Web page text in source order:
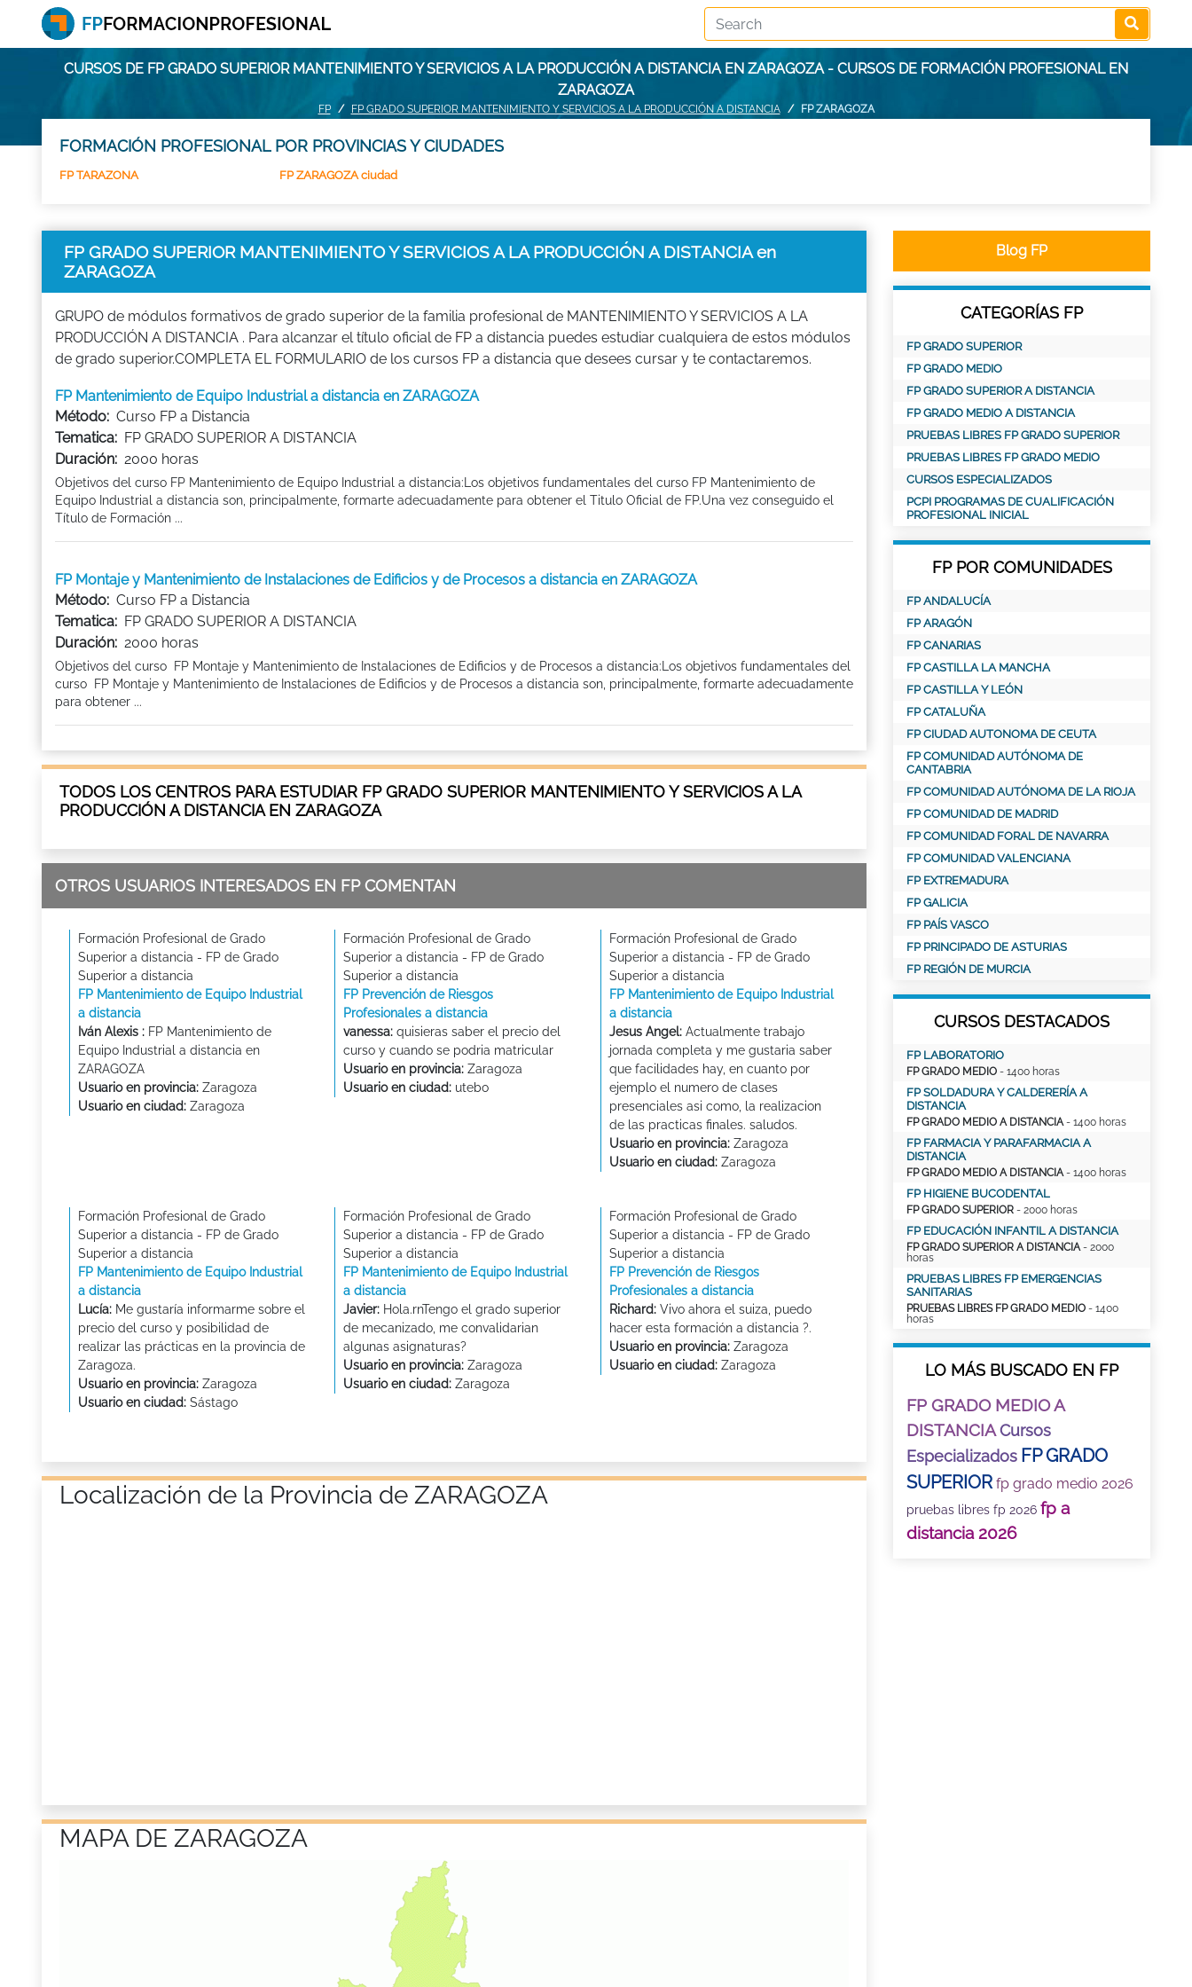
CURSOS DE FP GRADO SUPERIOR MANTENIMIENTO Y SERVICIOS A LA PRODUCCIÓN A DISTANCIA EN ZARAGOZA - CURSOS DE FORMACIÓN PROFESIONAL EN
ZARAGOZA
FP FP GRADO SUPERIOR MANTENIMIENTO Y SERVICIOS A LA PRODUCCIÓN A DISTANCIA FP ZARAGOZA
FORMACIÓN PROFESIONAL POR PROVINCIAS Y CIUDADES
FP TARAZONA FP ZARAGOZA ciudad
FP GRADO SUPERIOR MANTENIMIENTO Y SERVICIOS A LA PRODUCCIÓN A DISTANCIA en
ZARAGOZA
GRUPO de módulos formativos de grado superior de la familia profesional de MANTENIMIENTO Y SERVICIOS A LA
PRODUCCIÓN A DISTANCIA . Para alcanzar el título oficial de FP a distancia puedes estudiar cualquiera de estos módulos
de grado superior.COMPLETA EL FORMULARIO de los cursos FP a distancia que desees cursar y te contactaremos.
FP Mantenimiento de Equipo Industrial a distancia en ZARAGOZA
Método: Curso FP a Distancia
Tematica: FP GRADO SUPERIOR A DISTANCIA
Duración: 2000 horas
Objetivos del curso FP Mantenimiento de Equipo Industrial a distancia:Los objetivos fundamentales del curso FP Mantenimiento de
Equipo Industrial a distancia son, principalmente, formarte adecuadamente para obtener el Titulo Oficial de FP.Una vez conseguido el
Título de Formación ...
FP Montaje y Mantenimiento de Instalaciones de Edificios y de Procesos a distancia en ZARAGOZA
Método: Curso FP a Distancia
Tematica: FP GRADO SUPERIOR A DISTANCIA
Duración: 2000 horas
Objetivos del curso FP Montaje y Mantenimiento de Instalaciones de Edificios y de Procesos a distancia:Los objetivos fundamentales del
curso FP Montaje y Mantenimiento de Instalaciones de Edificios y de Procesos a distancia son, principalmente, formarte adecuadamente
para obtener ...
TODOS LOS CENTROS PARA ESTUDIAR FP GRADO SUPERIOR MANTENIMIENTO Y SERVICIOS A LA
PRODUCCIÓN A DISTANCIA EN ZARAGOZA
OTROS USUARIOS INTERESADOS EN FP COMENTAN
Formación Profesional de Grado
Superior a distancia - FP de Grado
Superior a distancia
FP Mantenimiento de Equipo Industrial
a distancia
Iván Alexis : FP Mantenimiento de
Equipo Industrial a distancia en
ZARAGOZA
Usuario en provincia: Zaragoza
Usuario en ciudad: Zaragoza
Formación Profesional de Grado
Superior a distancia - FP de Grado
Superior a distancia
FP Prevención de Riesgos
Profesionales a distancia
vanessa: quisieras saber el precio del
curso y cuando se podria matricular
Usuario en provincia: Zaragoza
Usuario en ciudad: utebo
Formación Profesional de Grado
Superior a distancia - FP de Grado
Superior a distancia
FP Mantenimiento de Equipo Industrial
a distancia
Jesus Angel:Actualmente trabajo
jornada completa y me gustaria saber
que facilidades hay, en cuanto por
ejemplo el numero de clases
presenciales asi como, la realizacion
de las practicas finales. saludos.
Usuario en provincia:Zaragoza
Usuario en ciudad:Zaragoza
Formación Profesional de Grado
Superior a distancia - FP de Grado
Superior a distancia
FP Mantenimiento de Equipo Industrial
a distancia
Lucía: Me gustaría informarme sobre el
precio del curso y posibilidad de
realizar las prácticas en la provincia de
Zaragoza.
Usuario en provincia: Zaragoza
Usuario en ciudad: Sástago
Formación Profesional de Grado
Superior a distancia - FP de Grado
Superior a distancia
FP Mantenimiento de Equipo Industrial
a distancia
Javier: Hola.rnTengo el grado superior
de mecanizado, me convalidarian
algunas asignaturas?
Usuario en provincia: Zaragoza
Usuario en ciudad: Zaragoza
Formación Profesional de Grado
Superior a distancia - FP de Grado
Superior a distancia
FP Prevención de Riesgos
Profesionales a distancia
Richard:Vivo ahora el suiza, puedo
hacer esta formación a distancia ?.
Usuario en provincia:Zaragoza
Usuario en ciudad:Zaragoza
Localización de la Provincia de ZARAGOZA
MAPA DE ZARAGOZA
Blog FP
CATEGORÍAS FP
FP GRADO SUPERIOR
FP GRADO MEDIO
FP GRADO SUPERIOR A DISTANCIA
FP GRADO MEDIO A DISTANCIA
PRUEBAS LIBRES FP GRADO SUPERIOR
PRUEBAS LIBRES FP GRADO MEDIO
CURSOS ESPECIALIZADOS
PCPI PROGRAMAS DE CUALIFICACIÓN
PROFESIONAL INICIAL
FP POR COMUNIDADES
FP ANDALUCÍA
FP ARAGÓN
FP CANARIAS
FP CASTILLA LA MANCHA
FP CASTILLA Y LEÓN
FP CATALUÑA
FP CIUDAD AUTONOMA DE CEUTA
FP COMUNIDAD AUTÓNOMA DE
CANTABRIA
FP COMUNIDAD AUTÓNOMA DE LA RIOJA
FP COMUNIDAD DE MADRID
FP COMUNIDAD FORAL DE NAVARRA
FP COMUNIDAD VALENCIANA
FP EXTREMADURA
FP GALICIA
FP PAÍS VASCO
FP PRINCIPADO DE ASTURIAS
FP REGIÓN DE MURCIA
CURSOS DESTACADOS
FP LABORATORIO
FP GRADO MEDIO - 1400 horas
FP SOLDADURA Y CALDERERÍA A
DISTANCIA
FP GRADO MEDIO A DISTANCIA- 1400 horas
FP FARMACIA Y PARAFARMACIA A
DISTANCIA
FP GRADO MEDIO A DISTANCIA- 1400 horas
FP HIGIENE BUCODENTAL
FP GRADO SUPERIOR - 2000 horas
FP EDUCACIÓN INFANTIL A DISTANCIA
FP GRADO SUPERIOR A DISTANCIA- 2000
horas
PRUEBAS LIBRES FP EMERGENCIAS
SANITARIAS
PRUEBAS LIBRES FP GRADO MEDIO - 1400
horas
LO MÁS BUSCADO EN FP
FP GRADO MEDIO A
DISTANCIACursos
Especializados FP GRADO
SUPERIOR fp grado medio 2026
pruebas libres fp 2026 fp a
distancia 2026